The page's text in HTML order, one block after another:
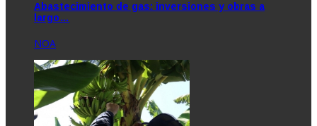
Abastecimiento de gas: inversiones y obras a
largo…
NOA